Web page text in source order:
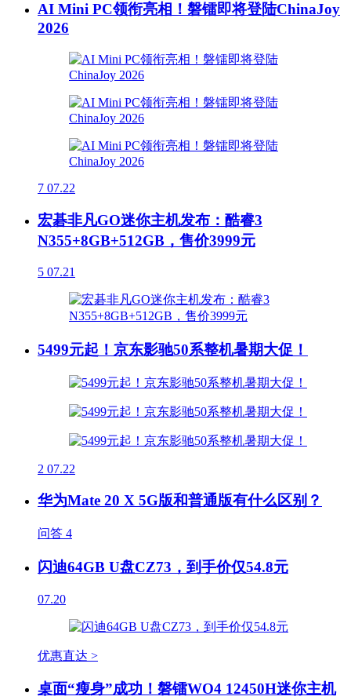
AI Mini PC领衔亮相！磐镭即将登陆ChinaJoy
2026
7 07.22
宏碁非凡GO迷你主机发布：酷睿3
N355+8GB+512GB，售价3999元
5 07.21
5499元起！京东影驰50系整机暑期大促！
2 07.22
华为Mate 20 X 5G版和普通版有什么区别？
问答 4
闪迪64GB U盘CZ73，到手价仅54.8元
07.20
优惠直达 >
桌面“瘦身”成功！磐镭WO4 12450H迷你主机